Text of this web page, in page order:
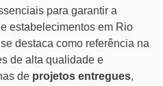
para garantir a
estabelecimentos em Rio
destaca como referência na
de alta qualidade e
de projetos entregues,